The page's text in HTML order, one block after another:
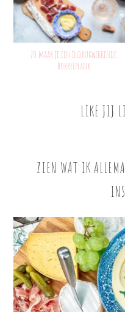
Zo maak je een indrukwekkende
borrelplank
LIKE JIJ
ZIEN WAT IK